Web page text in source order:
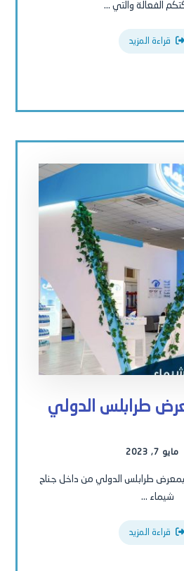
الفعالة والتي ...
قراءة المزيد
طرابلس الدولي
مايو 7, 2023
طرابلس الدولي من داخل جناح
شيماء ...
قراءة المزيد